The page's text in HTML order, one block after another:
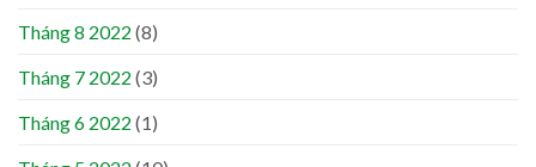
Tháng 8 2022 (8)
Tháng 7 2022 (3)
Tháng 6 2022 (1)